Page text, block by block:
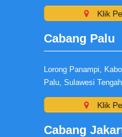
Klik
Cabang Palu
Lorong Panampi,
Palu, Sulawesi
Klik
Cabang